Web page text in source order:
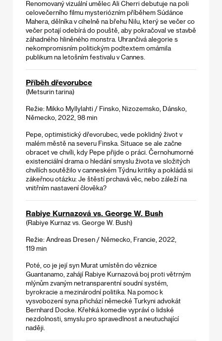
Renomovaný vizuální umělec Ali Cherri debutuje na poli
celovečerního filmu mysteriózním příběhem Súdánce
Mahera, dělníka v cihelně na břehu Nilu, který se večer co
večer potají odebírá do pouště, aby pokračoval ve stavbě
záhadného hliněného monstra. Uhrančivá alegorie s
nekompromisním politickým podtextem omámila
publikum na letošním festivalu v Cannes.
Příběh dřevorubce
(Metsurin tarina)
Režie: Mikko Myllylahti / Finsko, Nizozemsko, Dánsko,
Německo, 2022, 98 min
Pepe, optimistický dřevorubec, vede poklidný život v
malém městě na severu Finska. Situace se ale začne
obracet ve chvíli, kdy Pepe přijde o práci. Černohumorné
existenciální drama o hledání smyslu života ve složitých
chvílích soutěžilo v canneském Týdnu kritiky a pokládá si
zákeřnou otázku: Je štěstí prchavá věc, nebo záleží na
vnitřním nastavení člověka?
Rabiye Kurnazová vs. George W. Bush
(Rabiye Kurnaz vs. George W. Bush)
Režie: Andreas Dresen / Německo, Francie, 2022,
119 min
Poté, co je její syn Murat umístěn do věznice
Guantanamo, zahájí Rabiye Kurnazová boj proti větrným
mlýnům zvaným netransparentní soudní systém,
byrokracie a mezinárodní politika. Na pomoc k
vysvobození syna přichází německé Turkyni advokát
Bernhard Docke. Křehká komedie vypráví o lidské
nezdolnosti, smyslu pro spravedlnost a neutuchající
naději.